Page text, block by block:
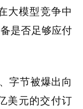
大模型竞争中
是否足够应付
字节被爆出向
美元的交付订